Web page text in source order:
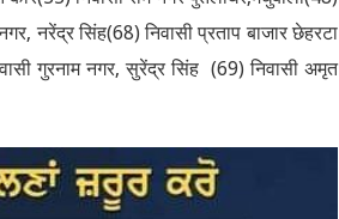
नरेंद्र सिंह(68) निवासी प्रताप बाजार छेहरटा
गुरनाम नगर, सुरेंद्र सिंह (69) निवासी अमृत